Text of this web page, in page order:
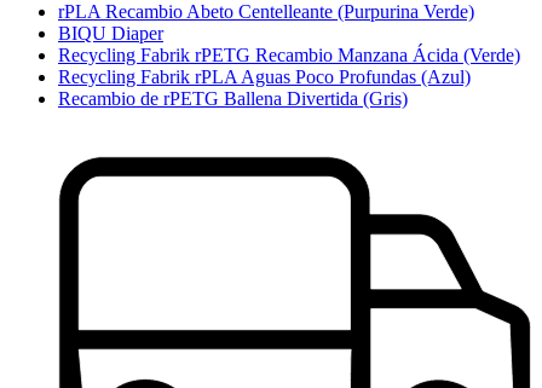
rPLA Recambio Abeto Centelleante (Purpurina Verde)
BIQU Diaper
Recycling Fabrik rPETG Recambio Manzana Ácida (Verde)
Recycling Fabrik rPLA Aguas Poco Profundas (Azul)
Recambio de rPETG Ballena Divertida (Gris)